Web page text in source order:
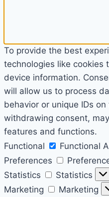
To provide the best
technologies like cookies
device information.
will allow us to process
behavior or unique IDs
withdrawing consent,
features and functions.
Functional
Functional
Preferences
Statistics
Statistics
Marketing
Marketing